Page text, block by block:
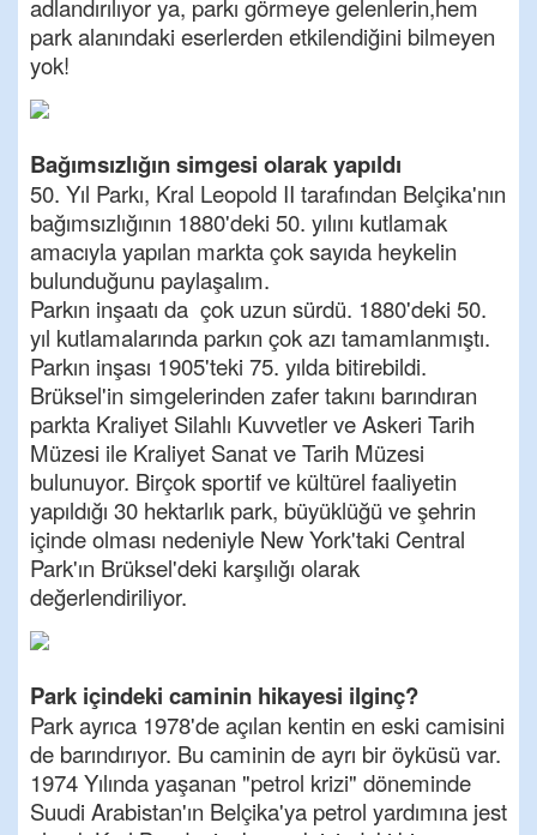
adlandırılıyor ya, parkı görmeye gelenlerin,hem
park alanındaki eserlerden etkilendiğini bilmeyen
yok!
Bağımsızlığın simgesi olarak yapıldı
50. Yıl Parkı, Kral Leopold II tarafından Belçika'nın
bağımsızlığının 1880'deki 50. yılını kutlamak
amacıyla yapılan markta çok sayıda heykelin
bulunduğunu paylaşalım.
Parkın inşaatı da çok uzun sürdü. 1880'deki 50.
yıl kutlamalarında parkın çok azı tamamlanmıştı.
Parkın inşası 1905'teki 75. yılda bitirebildi.
Brüksel'in simgelerinden zafer takını barındıran
parkta Kraliyet Silahlı Kuvvetler ve Askeri Tarih
Müzesi ile Kraliyet Sanat ve Tarih Müzesi
bulunuyor. Birçok sportif ve kültürel faaliyetin
yapıldığı 30 hektarlık park, büyüklüğü ve şehrin
içinde olması nedeniyle New York'taki Central
Park'ın Brüksel'deki karşılığı olarak
değerlendiriliyor.
Park içindeki caminin hikayesi ilginç?
Park ayrıca 1978'de açılan kentin en eski camisini
de barındırıyor. Bu caminin de ayrı bir öyküsü var.
1974 Yılında yaşanan "petrol krizi" döneminde
Suudi Arabistan'ın Belçika'ya petrol yardımına jest